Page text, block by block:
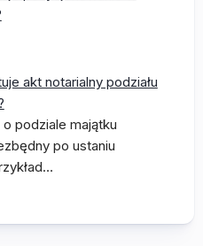
akt notarialny podziału
podziale majątku
po ustaniu